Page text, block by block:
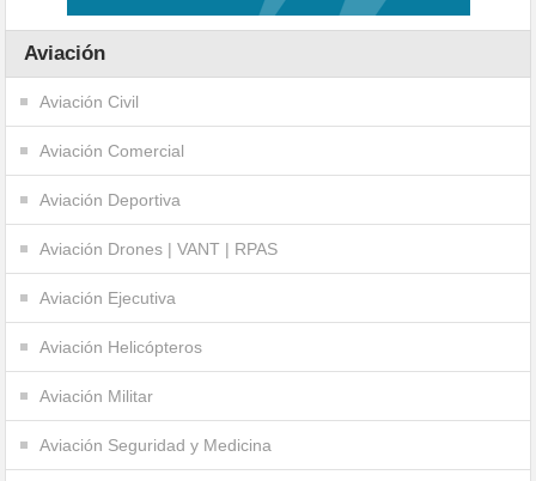
Aviación
Aviación Civil
Aviación Comercial
Aviación Deportiva
Aviación Drones | VANT | RPAS
Aviación Ejecutiva
Aviación Helicópteros
Aviación Militar
Aviación Seguridad y Medicina